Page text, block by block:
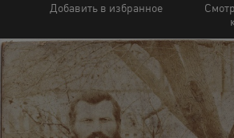
Добавить в избранное